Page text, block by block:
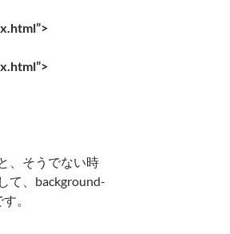
、そうでない時
て、background-
。